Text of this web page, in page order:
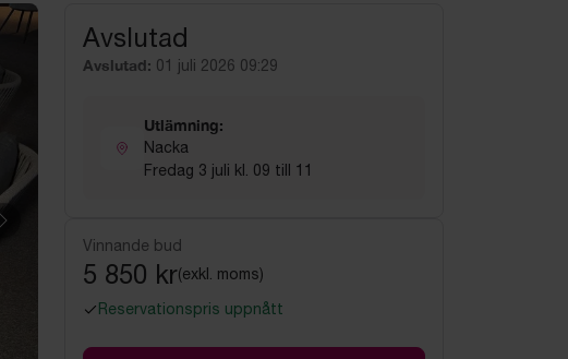
Nästa
Avslutad
Avslutad: 01 juli 2026 09:29
Utlämning:
Nacka
Fredag 3 juli kl. 09 till 11
Vinnande bud
5 850 kr(exkl. moms)
Reservationspris uppnått